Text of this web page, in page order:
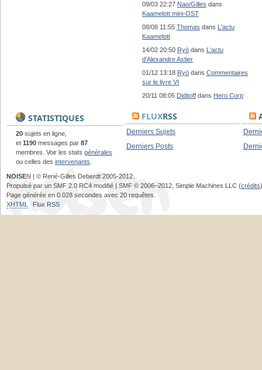
09/03 22:27 Nao/Gilles dans
Kaamelott mini-OST
08/08 11:55 Thomas dans L'actu
Kaamelott
14/02 20:50 Ryō dans L'actu
d'Alexandre Astier
01/12 13:18 Ryō dans Commentaires
sur le livre VI
20/11 08:05 Diditoff dans Hero Corp
STATISTIQUES
20 sujets en ligne,
et 1190 messages par 87
membres. Voir les stats générales
ou celles des intervenants
FLUXRSS
Derniers Sujets
Derniers Posts
NOISEN | © René-Gilles Deberdt 2005-2012.
Propulsé par un SMF 2.0 RC4 modifié | SMF © 2006–2012, Simple Machines LLC (crédits)
Page générée en 0.028 secondes avec 20 requêtes.
XHTML
Flux RSS